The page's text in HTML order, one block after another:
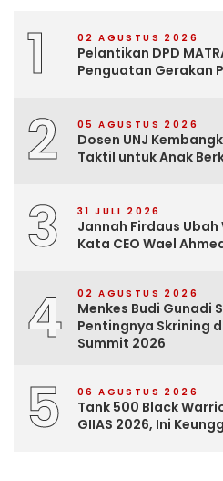
1 02 AGUSTUS 2026
Pelantikan DPD
Penguatan Gerakan
2 05 AGUSTUS 2026
Dosen UNJ
Taktil untuk Anak
3 31 JULI 2026
Jannah Firdaus Ubah
Kata CEO Wael
4 02 AGUSTUS 2026
Menkes Budi Gunadi
Pentingnya Skrining
Summit 2026
5 06 AGUSTUS 2026
Tank 500 Black
GIIAS 2026, Ini